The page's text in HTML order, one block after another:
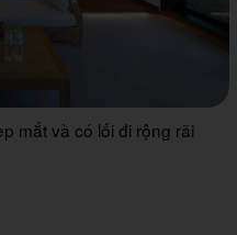
mắt và có lối đi rộng rãi